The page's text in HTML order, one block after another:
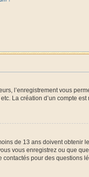
l’enregistrement vous
La création d’un compte
de 13 ans doivent obtenir
vous enregistrez ou que
pour des questions